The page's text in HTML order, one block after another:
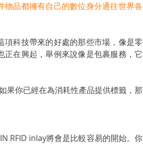
物品都擁有自己的數位身分通往世界各
項科技帶來的好處的那些市場，像是零
正在興起，舉例來說像是包裹服務，它
果你已經在為消耗性產品提供標籤，那
RFID inlay將會是比較容易的開始。你